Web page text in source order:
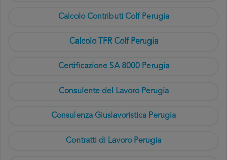
Calcolo Contributi Colf Perugia
Calcolo TFR Colf Perugia
Certificazione SA 8000 Perugia
Consulente del Lavoro Perugia
Consulenza Giuslavoristica Perugia
Contratti di Lavoro Perugia